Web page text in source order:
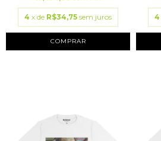
4 x de R$34,75 sem juros
COMPRAR
4